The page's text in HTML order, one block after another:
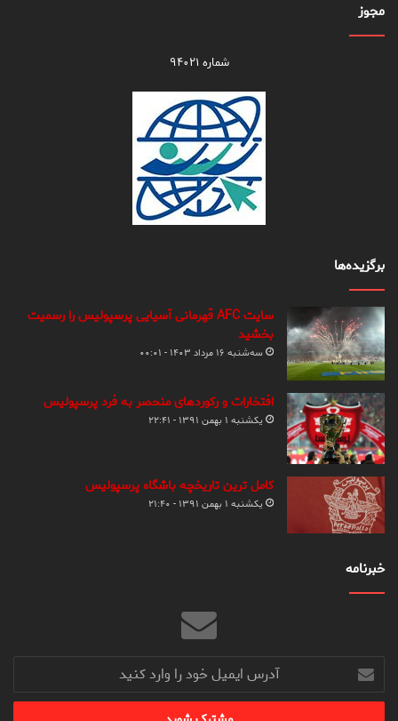
مجوز
شماره ۹۴۰۲۱
برگزیده‌ها
سایت AFC قهرمانی آسیایی پرسپولیس را رسمیت
بخشید
سه‌شنبه ۱۶ مرداد ۱۴۰۳ - ۰۰:۰۱
افتخارات و رکوردهای منحصر به فرد پرسپولیس
یکشنبه ۱ بهمن ۱۳۹۱ - ۲۲:۴۱
کامل ترین تاریخچه باشگاه پرسپولیس
یکشنبه ۱ بهمن ۱۳۹۱ - ۲۱:۴۰
خبرنامه
آدرس
ایمیل
خود